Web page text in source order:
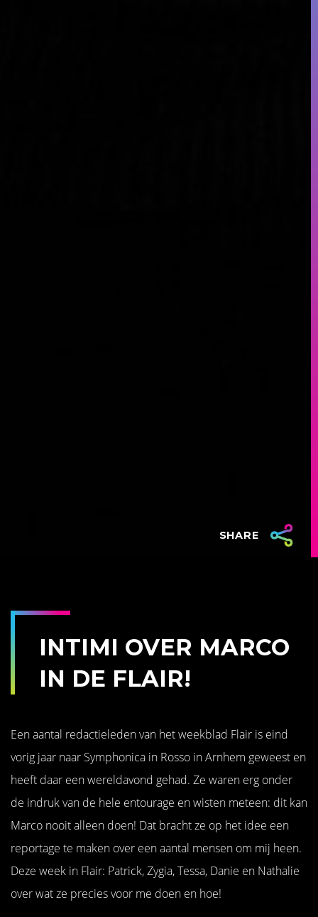
SHARE
INTIMI OVER MARCO
IN DE FLAIR!
Een aantal redactieleden van het weekblad Flair is eind
vorig jaar naar Symphonica in Rosso in Arnhem geweest en
heeft daar een wereldavond gehad. Ze waren erg onder
de indruk van de hele entourage en wisten meteen: dit kan
Marco nooit alleen doen! Dat bracht ze op het idee een
reportage te maken over een aantal mensen om mij heen.
Deze week in Flair: Patrick, Zygia, Tessa, Danie en Nathalie
over wat ze precies voor me doen en hoe!